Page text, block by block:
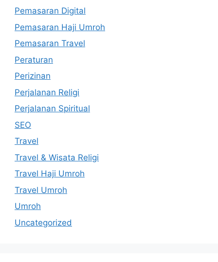
Pemasaran Digital
Pemasaran Haji Umroh
Pemasaran Travel
Peraturan
Perizinan
Perjalanan Religi
Perjalanan Spiritual
SEO
Travel
Travel & Wisata Religi
Travel Haji Umroh
Travel Umroh
Umroh
Uncategorized